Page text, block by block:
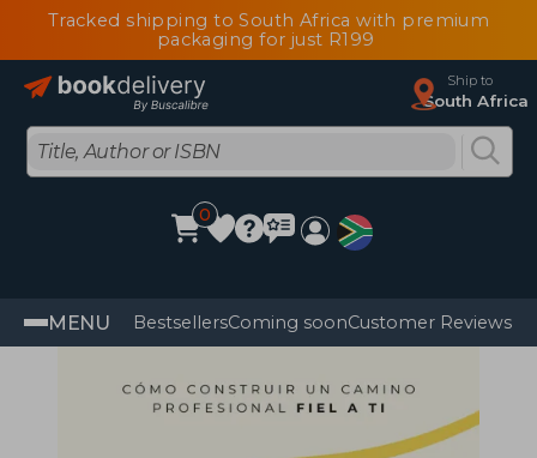
Tracked shipping to South Africa with premium
packaging for just R199
Ship to
South Africa
0
MENU BestsellersComing soonCustomer Reviews